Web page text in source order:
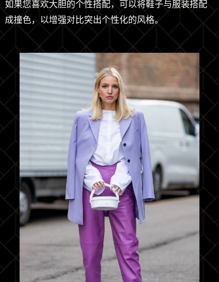
如果您喜欢大胆的个性搭配，可以将鞋子与服装搭配
成撞色，以增强对比突出个性化的风格。